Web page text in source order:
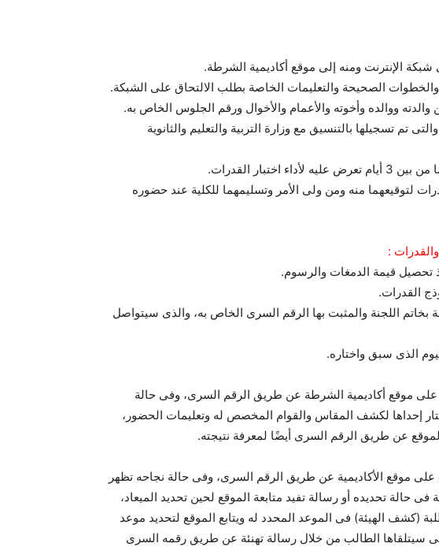
تم تسجيلها بالتنسيق مع وزارة التربية والتعليم والثانوية
لتوقيعهما منه ومن ولى الأمر وتسليمهما للكلية عند حضوره
:
بخاتم اللجنة والمثبت بها الرقم السرى الخاص به، والذى سيتواصل
على موقع أكاديمية الشرطة عن طريق الرقم السرى، وفى حالة
إحداها لكشف المقاس والقوام المخصص له وتعليمات الحضور،
عن طريق الرقم السرى أيضًا لمعرفة نتيجته.
على موقع الأكاديمية عن طريق الرقم السرى، وفى حالة نجاحه تظهر
حالة تحديده أو رسالة تفيد متابعة الموقع لحين تحديد الميعاد،
(كشف الهيئة) فى الموعد المحدد له ويتابع الموقع لتحديد موعد
سيتلقاها الطالب من خلال رسالة تهنئة عن طريق رقمه السرى